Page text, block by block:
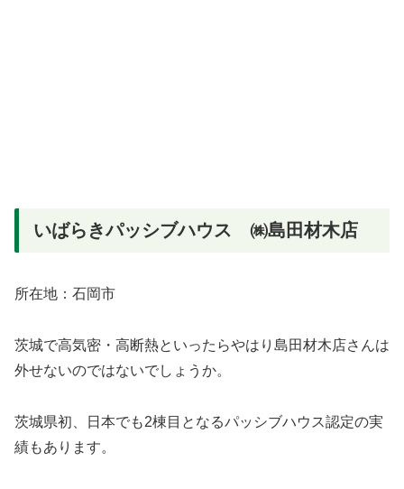
いばらきパッシブハウス ㈱島田材木店
所在地：石岡市
茨城で高気密・高断熱といったらやはり島田材木店さんは
外せないのではないでしょうか。
茨城県初、日本でも2棟目となるパッシブハウス認定の実
績もあります。